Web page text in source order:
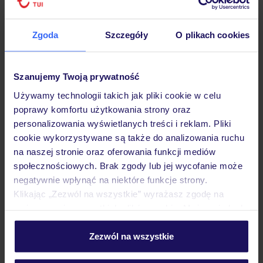
Zgoda Szczegóły O plikach cookies
Szanujemy Twoją prywatność
Używamy technologii takich jak pliki cookie w celu
poprawy komfortu użytkowania strony oraz
personalizowania wyświetlanych treści i reklam. Pliki
cookie wykorzystywane są także do analizowania ruchu
na naszej stronie oraz oferowania funkcji mediów
społecznościowych. Brak zgody lub jej wycofanie może
negatywnie wpłynąć na niektóre funkcje strony.
Klikając „Zezwól na wszystkie” wyrażasz zgodę na
personalizować swój wybór wchodząc w zakładkę
Szczegółowe informacje o plikach cookie znajdziesz
Zezwól na wszystkie
Hotel
Pokoje
Wyżywienie
Atrakcje